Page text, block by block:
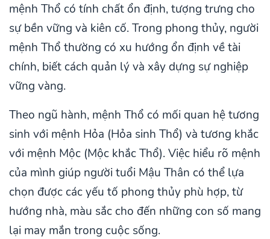
mệnh Thổ có tính chất ổn định, tượng trưng cho
sự bền vững và kiên cố. Trong phong thủy, người
mệnh Thổ thường có xu hướng ổn định về tài
chính, biết cách quản lý và xây dựng sự nghiệp
vững vàng.
Theo ngũ hành, mệnh Thổ có mối quan hệ tương
sinh với mệnh Hỏa (Hỏa sinh Thổ) và tương khắc
với mệnh Mộc (Mộc khắc Thổ). Việc hiểu rõ mệnh
của mình giúp người tuổi Mậu Thân có thể lựa
chọn được các yếu tố phong thủy phù hợp, từ
hướng nhà, màu sắc cho đến những con số mang
lại may mắn trong cuộc sống.